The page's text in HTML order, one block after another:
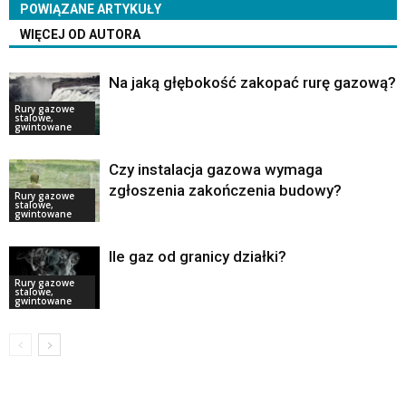
POWIĄZANE ARTYKUŁY
WIĘCEJ OD AUTORA
Rury gazowe
stalowe,
gwintowane
Na jaką głębokość zakopać rurę gazową?
Rury gazowe
stalowe,
gwintowane
Czy instalacja gazowa wymaga
zgłoszenia zakończenia budowy?
Rury gazowe
stalowe,
gwintowane
Ile gaz od granicy działki?